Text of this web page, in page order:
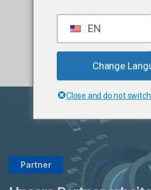
Partner
EN
Change
Close and do not